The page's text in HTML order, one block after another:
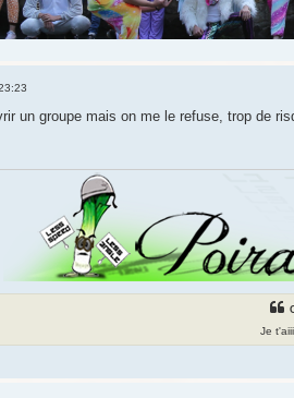
un groupe mais on me le refuse, trop de
Je